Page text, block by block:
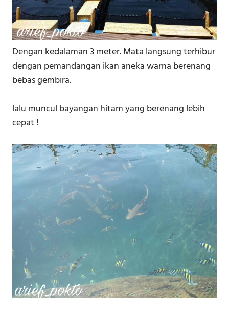
Dengan kedalaman 3 meter. Mata langsung terhibur
dengan pemandangan ikan aneka warna berenang
bebas gembira.
lalu muncul bayangan hitam yang berenang lebih
cepat !